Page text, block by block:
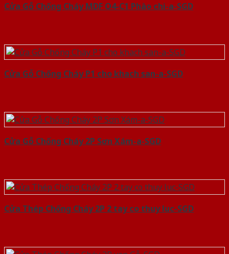
Cửa Gỗ Chống Cháy MDF O4-C1 Phào chi-a-SGD
Cửa Gỗ Chống Cháy P1 cho khach san-a-SGD
Cửa Gỗ Chống Cháy 2P Sơn Xám-a-SGD
Cửa Thép Chống Cháy 2P 2 tay co thuy luc-SGD